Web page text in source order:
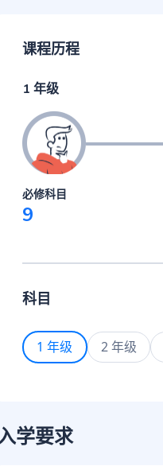
课程历程
1 年级
必修科目
9
科目
1 年级 2 年级
学要求